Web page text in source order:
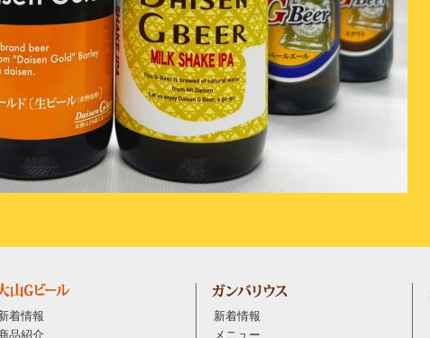
着情報
品紹介
新着情報
メニュー